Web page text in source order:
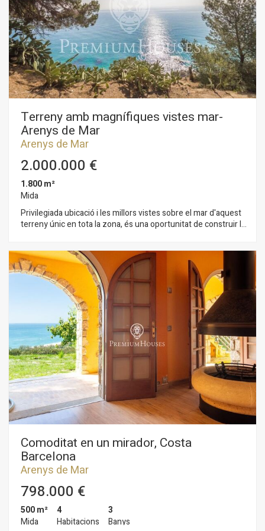
Terreny amb magnífiques vistes mar-
Arenys de Mar
Arenys de Mar
2.000.000 €
1.800 m²
Mida
Privilegiada ubicació i les millors vistes sobre el mar d'aquest
terreny únic en tota la zona, és una oportunitat de construir la
tranquil·la urbanització i zona residencial de la localitat
d'Arenys de Mar, a 3 minuts del seu centre urbà, aquest
terreny de gairebé 1800 m2 de sol urbà disposa de tots els
serveis a peu de parcel·la: electricitat, gas, clavegueram,
Disposem d'informació completa de les normes urbanístiques
i ús del sol. A 3 minuts de l'accés directe a l'autopista que
connecta en 40 minuts amb Barcelona. A 4 minuts del Port
Esportiu d'Arenys de Mar, proper a centres comercials i d'oci,
col·legis, serveis.
Comoditat en un mirador, Costa
Barcelona
Arenys de Mar
798.000 €
500 m²
Mida
4
Habitacions
3
Banys
hàbits de navegació. Gràcies a elles, podem conèixer els
hàbits de navegació al lloc web i mostrar publicitat
relacionada amb el perfil de navegació de l'usuari.